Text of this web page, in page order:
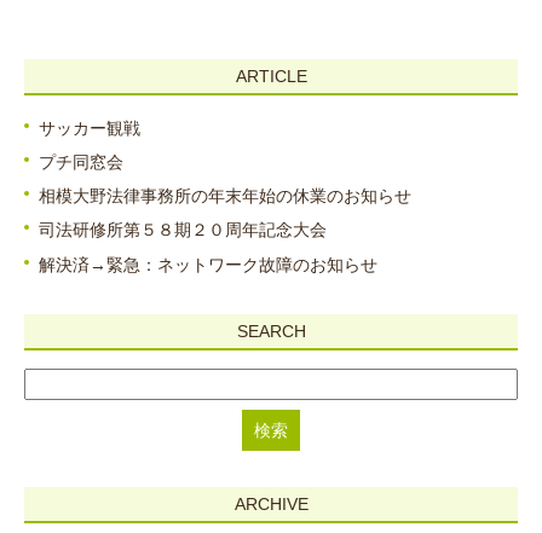
ARTICLE
サッカー観戦
プチ同窓会
相模大野法律事務所の年末年始の休業のお知らせ
司法研修所第５８期２０周年記念大会
解決済→緊急：ネットワーク故障のお知らせ
SEARCH
ARCHIVE